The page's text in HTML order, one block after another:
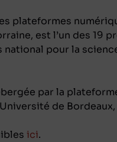
plateformes
est l’un des
pour la
par la
de
ici.